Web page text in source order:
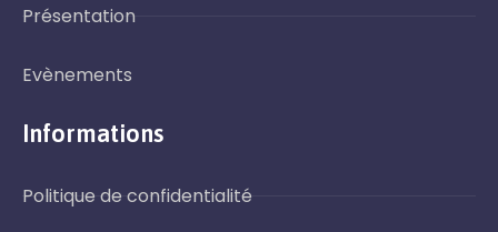
Présentation
Evènements
Informations
Politique de confidentialité